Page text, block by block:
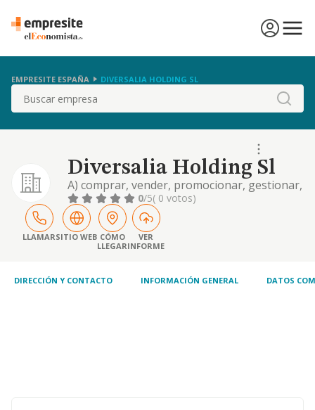
EMPRESITE ESPAÑA DIVERSALIA HOLDING SL
Buscar
Diversalia Holding Sl
A) comprar, vender, promocionar, gestionar,
tener, custodiar, administrar, canjear,
disfrutar y pignorar toda clase de bienes
muebles o inmuebles, tanto nacionales
como extranjeros y participar en toda clase
de sociedade
0/5( 0 votos)
LLAMARSITIO WEB CÓMO
LLEGAR
VER
INFORME
DIRECCIÓN Y CONTACTO INFORMACIÓN GENERAL DATOS